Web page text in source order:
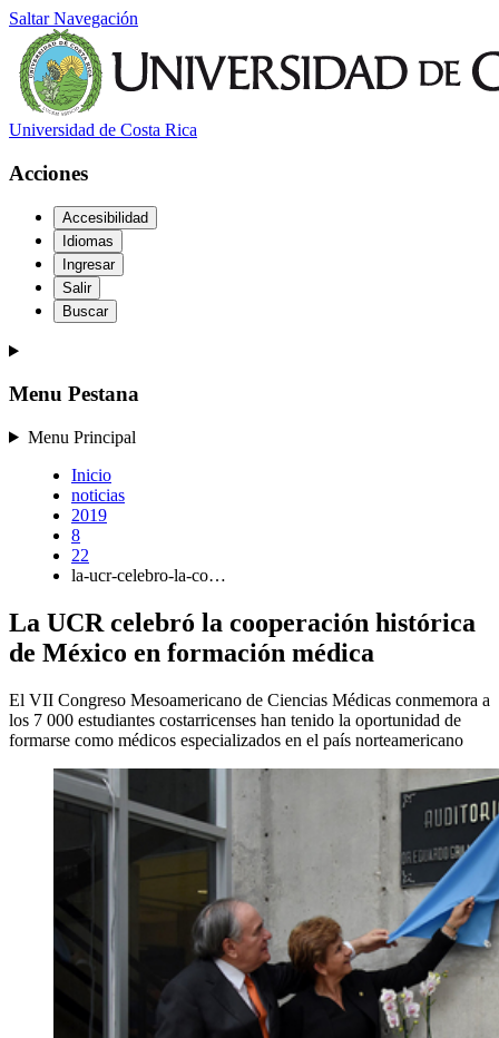
Saltar Navegación
Universidad de Costa Rica
Acciones
Accesibilidad
Idiomas
Ingresar
Salir
Buscar
Menu Pestana
Menu Principal
Inicio
noticias
2019
8
22
la-ucr-celebro-la-co…
La UCR celebró la cooperación histórica
de México en formación médica
El VII Congreso Mesoamericano de Ciencias Médicas conmemora a
los 7 000 estudiantes costarricenses han tenido la oportunidad de
formarse como médicos especializados en el país norteamericano